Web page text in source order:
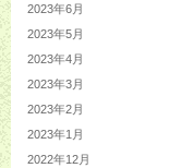
2023年6月
2023年5月
2023年4月
2023年3月
2023年2月
2023年1月
2022年12月